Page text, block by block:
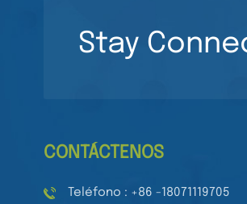
pocillos para
laboratorio
Placas de cultivo
mecánica
Stay
CONTÁCTENOS
Teléfono : +86 -18071119705